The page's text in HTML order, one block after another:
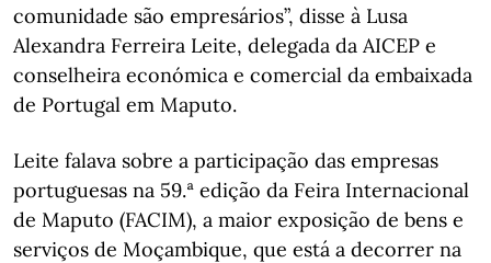
comunidade são empresários”, disse à Lusa
Alexandra Ferreira Leite, delegada da AICEP e
conselheira económica e comercial da embaixada
de Portugal em Maputo.
Leite falava sobre a participação das empresas
portuguesas na 59.ª edição da Feira Internacional
de Maputo (FACIM), a maior exposição de bens e
serviços de Moçambique, que está a decorrer na